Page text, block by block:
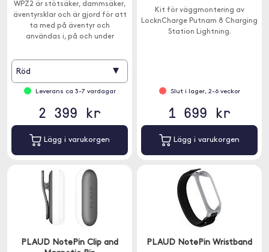
WPZ2 är stötsäker, dammsäker,
äventyrsklar och är gjord för att
ta med på äventyr och
användas i, på och under
Röd ▾
Leverans ca 3-7 vardagar
2 399 kr
Lägg i varukorgen
Kit för väggmontering av
LocknCharge Putnam 8 Charging
Station Lightning.
Slut i lager, 2-6 veckor
1 699 kr
Lägg i varukorgen
PLAUD NotePin Clip and
PLAUD NotePin Wristband